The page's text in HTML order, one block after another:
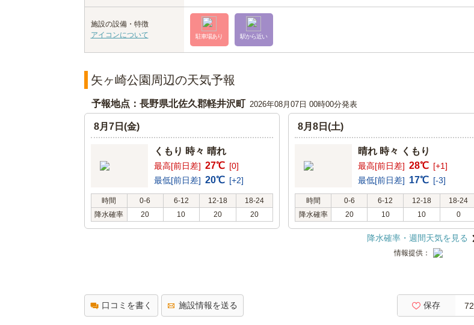
施設の設備・特徴
アイコンについて
駐車場あり 駅から近い
矢ヶ崎公園周辺の天気予報
予報地点：長野県北佐久郡軽井沢町 2026年08月07日 00時00分発表
8月7日(金)
くもり 時々 晴れ
最高[前日差] 27℃ [0]
最低[前日差] 20℃ [+2]
時間 0-6 6-12 12-18
18-24
降水確率
20 10 20 20
8月8日(土)
晴れ 時々 くもり
最高[前日差] 28℃ [+1]
最低[前日差] 17℃ [-3]
時間 0-6 6-12 12-18
18-24
降水確率
20 10 10 0
降水確率・週間天気を見る
情報提供：
口コミを書く 施設情報を送る 保存 72